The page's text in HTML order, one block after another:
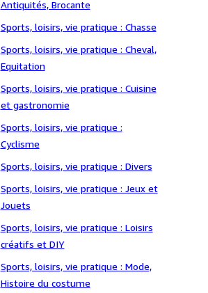
Antiquités, Brocante
Sports, loisirs, vie pratique : Chasse
Sports, loisirs, vie pratique : Cheval,
Equitation
Sports, loisirs, vie pratique : Cuisine
et gastronomie
Sports, loisirs, vie pratique :
Cyclisme
Sports, loisirs, vie pratique : Divers
Sports, loisirs, vie pratique : Jeux et
Jouets
Sports, loisirs, vie pratique : Loisirs
créatifs et DIY
Sports, loisirs, vie pratique : Mode,
Histoire du costume